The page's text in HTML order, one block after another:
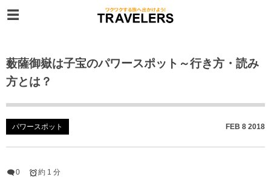
薮薩御嶽は子宝のパワースポット～行き方・読み
方とは？
パワースポット FEB 8 2018
0 約 1 分